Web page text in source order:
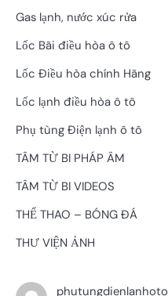
Gas lạnh, nước xúc rửa
Lốc Bãi điều hòa ô tô
Lốc Điều hòa chính Hãng
Lốc lạnh điều hòa ô tô
Phụ tùng Điện lạnh ô tô
TÂM TỪ BI PHÁP ÂM
TÂM TỪ BI VIDEOS
THỂ THAO – BÓNG ĐÁ
THƯ VIỆN ẢNH
phutungdienlanhoto